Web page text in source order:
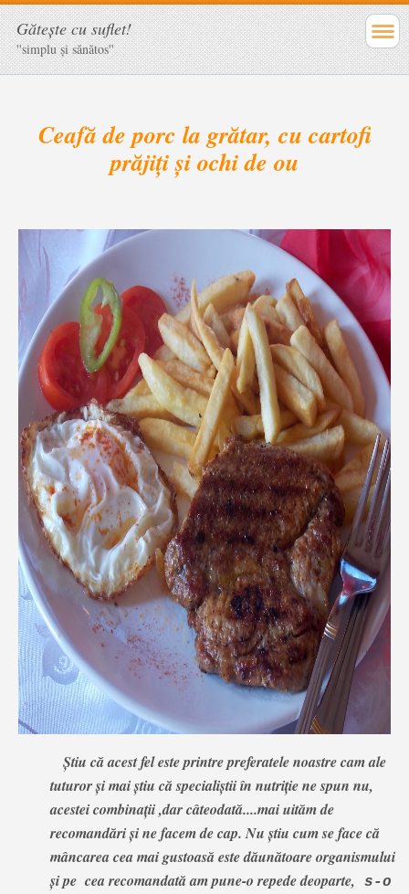
Găteşte cu suflet!
''simplu şi sănătos''
Ceafă de porc la grătar, cu cartofi
prăjiți și ochi de ou
Știu că acest fel este printre preferatele noastre cam ale
tuturor și mai știu că specialiștii în nutriție ne spun nu,
acestei combinații ,dar câteodată....mai uităm de
recomandări și ne facem de cap. Nu știu cum se face că
mâncarea cea mai gustoasă este dăunătoare organismului
și pe cea recomandată am pune-o repede deoparte, s-o